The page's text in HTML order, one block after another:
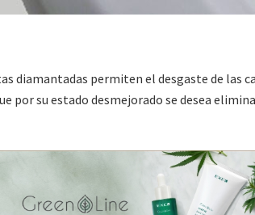
diamantadas permiten el desgaste de las
por su estado desmejorado se desea